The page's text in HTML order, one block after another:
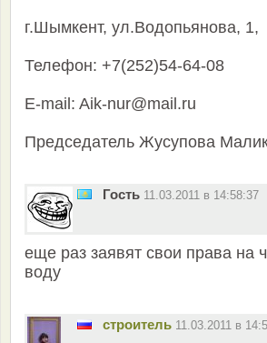
г.Шымкент, ул.Водопьянова, 1,
Телефон: +7(252)54-64-08
Е-mail: Aik-nur@mail.ru
Председатель Жусупова
Гость 11.03.2011 в 14:58:37
еще раз заявят свои права на
воду
строитель 11.03.2011 в